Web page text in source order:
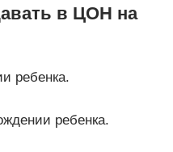
в ЦОН на
ребенка.
ребенка.